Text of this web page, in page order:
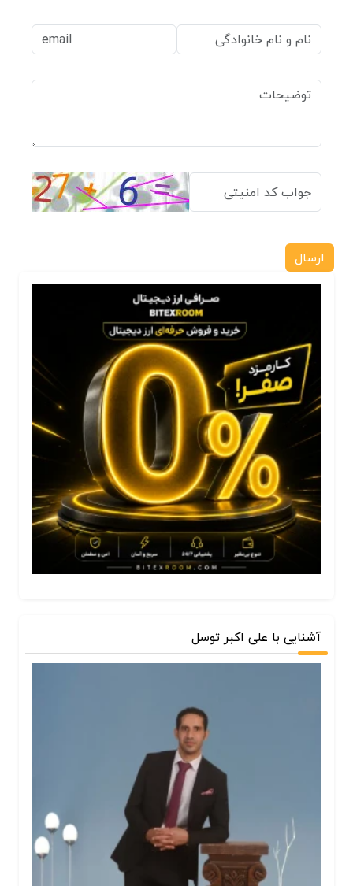
ارسال
آشنایی با علی اکبر توسل